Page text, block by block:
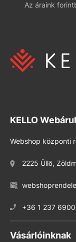
Az áraink
KELLO
Webshop központi
2225 Üllő,
+36 1 237
Vásárlóinknak